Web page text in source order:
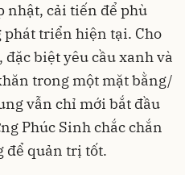
nhật, cải tiến để phù
phát triển hiện tại. Cho
biệt yêu cầu xanh và
trong một mặt bằng/
vẫn chỉ mới bắt đầu
Phúc Sinh chắc chắn
để quản trị tốt.